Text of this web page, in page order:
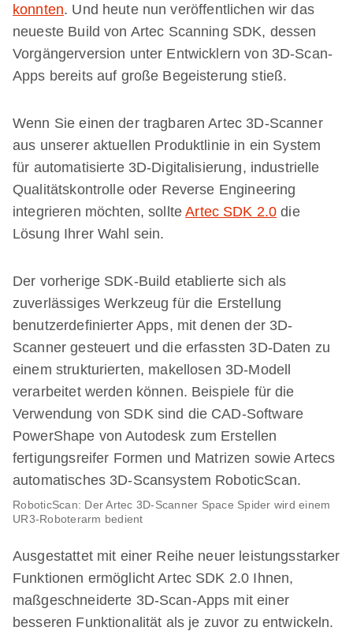
konnten. Und heute nun veröffentlichen wir das
neueste Build von Artec Scanning SDK, dessen
Vorgängerversion unter Entwicklern von 3D-Scan-
Apps bereits auf große Begeisterung stieß.
Wenn Sie einen der tragbaren Artec 3D-Scanner
aus unserer aktuellen Produktlinie in ein System
für automatisierte 3D-Digitalisierung, industrielle
Qualitätskontrolle oder Reverse Engineering
integrieren möchten, sollteArtec SDK 2.0 die
Lösung Ihrer Wahl sein.
Der vorherige SDK-Build etablierte sich als
zuverlässiges Werkzeug für die Erstellung
benutzerdefinierter Apps, mit denen der 3D-
Scanner gesteuert und die erfassten 3D-Daten zu
einem strukturierten, makellosen 3D-Modell
verarbeitet werden können. Beispiele für die
Verwendung von SDK sind die CAD-Software
PowerShape von Autodesk zum Erstellen
fertigungsreifer Formen und Matrizen sowie Artecs
automatisches 3D-Scansystem RoboticScan.
RoboticScan: Der Artec 3D-Scanner Space Spider wird einem
UR3-Roboterarm bedient
Ausgestattet mit einer Reihe neuer leistungsstarker
Funktionen ermöglicht Artec SDK 2.0 Ihnen,
maßgeschneiderte 3D-Scan-Apps mit einer
besseren Funktionalität als je zuvor zu entwickeln.